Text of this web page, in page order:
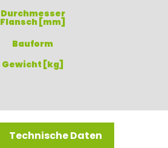
Durchmesser
Flansch [mm]
Bauform
Gewicht [kg]
Technische Daten